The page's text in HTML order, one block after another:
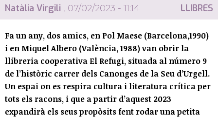
Natàlia Virgili , 07/02/2023 - 11:14 LLIBRES
Fa un any, dos amics, en Pol Maese (Barcelona,1990)
i en Miquel Albero (València, 1988) van obrir la
llibreria cooperativa El Refugi, situada al número 9
de l’històric carrer dels Canonges de la Seu d’Urgell.
Un espai on es respira cultura i literatura crítica per
tots els racons, i que a partir d’aquest 2023
expandirà els seus propòsits fent rodar una petita